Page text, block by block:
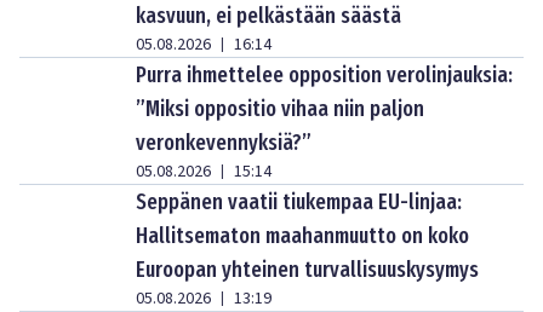
kasvuun, ei pelkästään säästä
05.08.2026 | 16:14
Purra ihmettelee opposition verolinjauksia:
”Miksi oppositio vihaa niin paljon
veronkevennyksiä?”
05.08.2026 | 15:14
Seppänen vaatii tiukempaa EU-linjaa:
Hallitsematon maahanmuutto on koko
Euroopan yhteinen turvallisuuskysymys
05.08.2026 | 13:19